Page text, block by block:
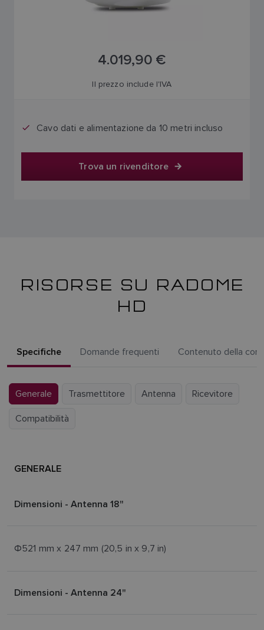
4.019,90 €
Il prezzo include l'IVA
Cavo dati e alimentazione da 10 metri incluso
Trova un rivenditore
RISORSE SU RADOME
HD
Specifiche Domande frequenti Contenuto della
Generale Trasmettitore Antenna Ricevitore
Compatibilità
GENERALE
Dimensioni - Antenna 18"
Φ521 mm x 247 mm (20,5 in x 9,7 in)
Dimensioni - Antenna 24"